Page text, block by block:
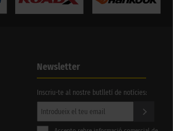
Newsletter
Inscriu-te al nostre butlletí de notícies: